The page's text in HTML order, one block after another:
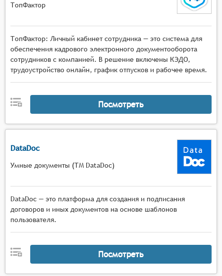
ТопФактор
ТопФактор: Личный кабинет сотрудника — это система для
обеспечения кадрового электронного документооборота
сотрудников с компанией. В решение включены КЭДО,
трудоустройство онлайн, график отпусков и рабочее время.
Посмотреть
DataDoc
Умные документы (ТМ DataDoc)
DataDoc — это платформа для создания и подписания
договоров и иных документов на основе шаблонов
пользователя.
Посмотреть